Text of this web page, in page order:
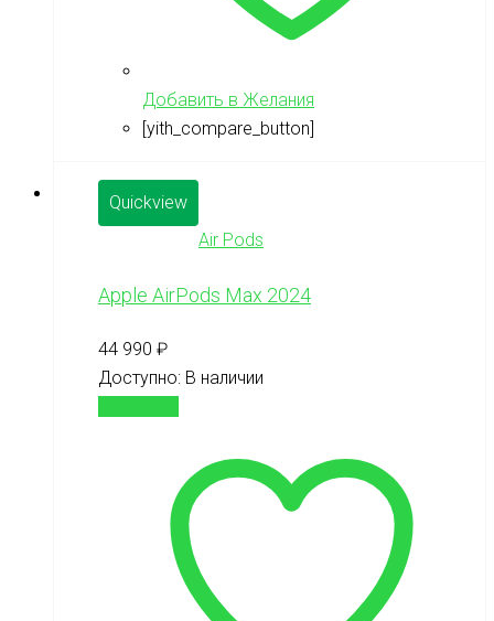
Добавить в Желания
[yith_compare_button]
Quickview
Air Pods
Apple AirPods Max 2024
44 990 ₽
Доступно: В наличии